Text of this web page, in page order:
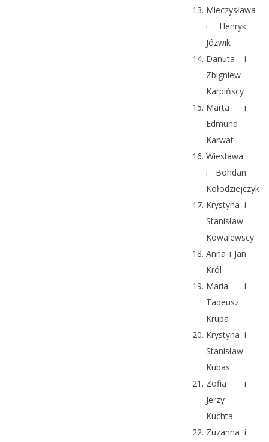
Mieczysława
i Henryk
Józwik
Danuta i
Zbigniew
Karpińscy
Marta i
Edmund
Karwat
Wiesława
i Bohdan
Kołodziejczyk
Krystyna i
Stanisław
Kowalewscy
Anna i Jan
Król
Maria i
Tadeusz
Krupa
Krystyna i
Stanisław
Kubas
Zofia i
Jerzy
Kuchta
Zuzanna i